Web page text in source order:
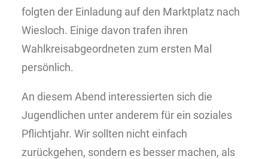
folgten der Einladung auf den Marktplatz nach
Wiesloch. Einige davon trafen ihren
Wahlkreisabgeordneten zum ersten Mal
persönlich.
An diesem Abend interessierten sich die
Jugendlichen unter anderem für ein soziales
Pflichtjahr. Wir sollten nicht einfach
zurückgehen, sondern es besser machen, als